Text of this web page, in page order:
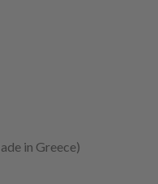
in Greece)